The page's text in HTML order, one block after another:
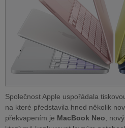
Společnost Apple uspořádala
na které představila hned několik
překvapením je MacBook Neo,